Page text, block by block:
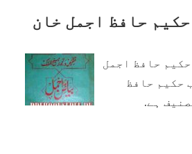
حافظ اجمل خان
حافظ اجمل
حکیم حافظ
ہے.